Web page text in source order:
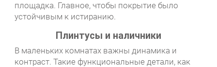
площадка. Главное, чтобы покрытие было
устойчивым к истиранию.
Плинтусы и наличники
В маленьких комнатах важны динамика и
контраст. Такие функциональные детали, как